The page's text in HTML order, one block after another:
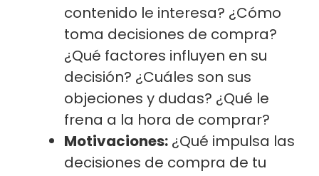
contenido le interesa? ¿Cómo
toma decisiones de compra?
¿Qué factores influyen en su
decisión? ¿Cuáles son sus
objeciones y dudas? ¿Qué le
frena a la hora de comprar?
Motivaciones: ¿Qué impulsa las
decisiones de compra de tu